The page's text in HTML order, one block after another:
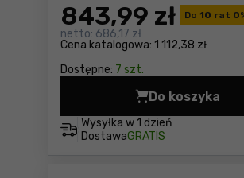
Do 10 rat 0
Cena katalogowa: 1 112,38 zł
843,99 zł
netto: 686,17 zł
Dostępne: 7 szt.
Wysyłka w 1 dzień
DostawaGRATIS
Do koszyka
Opalarka